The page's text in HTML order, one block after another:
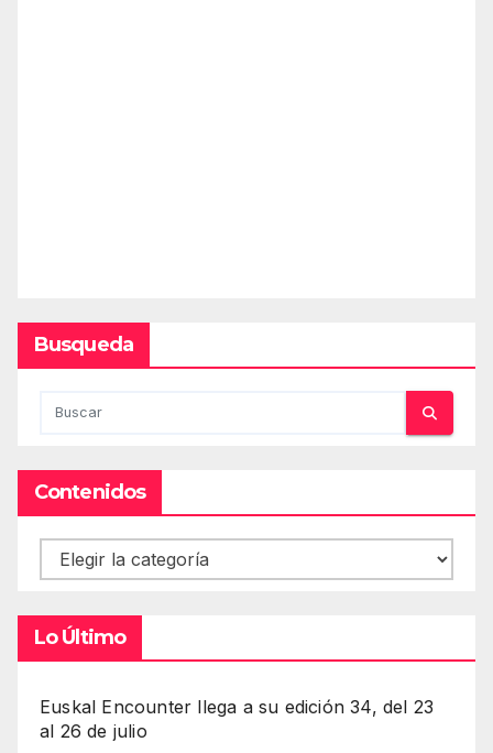
Busqueda
Contenidos
Contenidos
Lo Último
Euskal Encounter llega a su edición 34, del 23
al 26 de julio